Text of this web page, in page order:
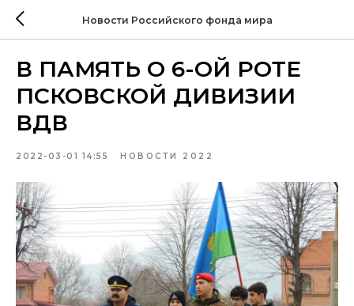
Новости Российского фонда мира
В ПАМЯТЬ О 6-ОЙ РОТЕ
ПСКОВСКОЙ ДИВИЗИИ
ВДВ
2022-03-01 14:55 НОВОСТИ 2022